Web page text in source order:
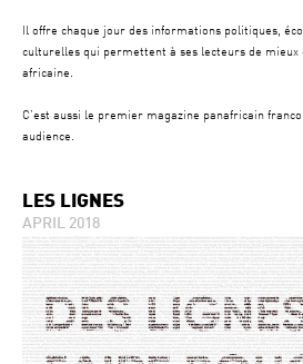
Il offre chaque jour des informations politiques,
culturelles qui permettent à ses lecteurs de mieux
africaine.
C’est aussi le premier magazine panafricain
audience.
LES LIGNES
APRIL 2018